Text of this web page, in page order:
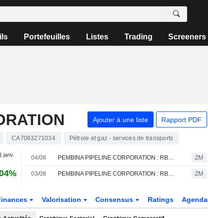
Portefeuilles Listes Trading Screeners
Ajouter à une liste Rapport PDF
CA7063271034 Pétrole et gaz - services de transports
janv. 04/08 PEMBINA PIPELINE CORPORATION : RBC Capital Markets à l'achat ZM
03/08 PEMBINA PIPELINE CORPORATION : RBC Capital Markets maintient sa recommandation à l'achat ZM
Valorisation Consensus Ratings Agenda